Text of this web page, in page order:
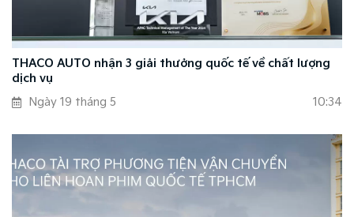
THACO AUTO nhận 3 giải thưởng quốc tế về chất lượng
dịch vụ
Ngày 19 tháng 5
10:34